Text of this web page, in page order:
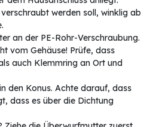
werden soll, winklig ab
an der PE-Rohr-Verschraubung.
vom Gehäuse! Prüfe, dass
auch Klemmring an Ort und
den Konus. Achte darauf, dass
dass es über die Dichtung